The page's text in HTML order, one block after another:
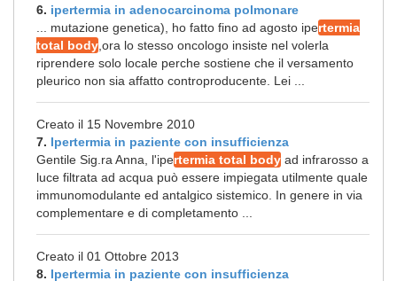
6. ipertermia in adenocarcinoma polmonare
... mutazione genetica), ho fatto fino ad agosto ipertermia
total body ,ora lo stesso oncologo insiste nel volerla
riprendere solo locale perche sostiene che il versamento
pleurico non sia affatto controproducente. Lei ...
Creato il 15 Novembre 2010
7. Ipertermia in paziente con insufficienza
Gentile Sig.ra Anna, l'ipertermia total body ad infrarosso a
luce filtrata ad acqua può essere impiegata utilmente quale
immunomodulante ed antalgico sistemico. In genere in via
complementare e di completamento ...
Creato il 01 Ottobre 2013
8. Ipertermia in paziente con insufficienza